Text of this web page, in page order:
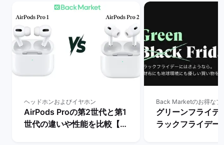
ヘッドホンおよびイヤホン
AirPods Proの第2世代と第1
世代の違いや性能を比較【ど
グリーンフライデ
ラックフライデー